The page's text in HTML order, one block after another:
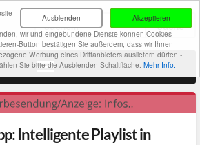
Akzeptieren
Ausblenden
wir und eingebundene Dienste können Cookies
Button bestätigen Sie außerdem, dass wir Ihnen
Werbung eines Drittanbieters ausliefern dürfen -
Sie bitte die Ausblenden-Schaltfläche. Mehr Info.
Intelligente Playlist in